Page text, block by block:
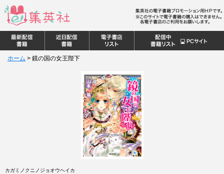
ホーム > 鏡の国の女王陛下
カガミノクニノジョオウヘイカ